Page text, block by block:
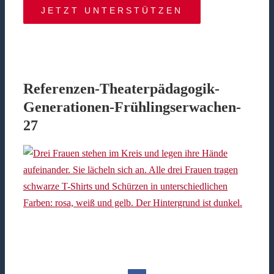
JETZT UNTERSTÜTZEN
Referenzen-Theaterpädagogik-
Generationen-Frühlingserwachen-
27